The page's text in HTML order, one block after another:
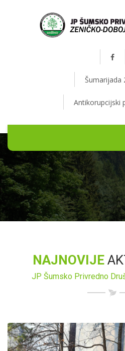
Šumarijada
Antikorupcijski
NAJNOVIJE
JP Šumsko Privredno